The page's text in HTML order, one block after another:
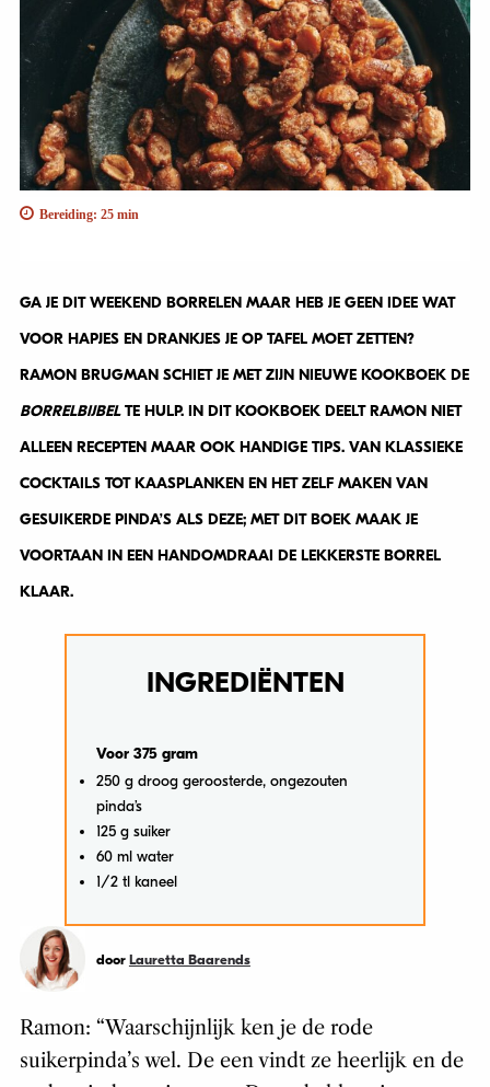
Bereiding: 25 min
GA JE DIT WEEKEND BORRELEN MAAR HEB JE GEEN IDEE WAT
VOOR HAPJES EN DRANKJES JE OP TAFEL MOET ZETTEN?
RAMON BRUGMAN SCHIET JE MET ZIJN NIEUWE KOOKBOEK DE
BORRELBIJBELTE HULP. IN DIT KOOKBOEK DEELT RAMON NIET
ALLEEN RECEPTEN MAAR OOK HANDIGE TIPS. VAN KLASSIEKE
COCKTAILS TOT KAASPLANKEN EN HET ZELF MAKEN VAN
GESUIKERDE PINDA’S ALS DEZE; MET DIT BOEK MAAK JE
VOORTAAN IN EEN HANDOMDRAAI DE LEKKERSTE BORREL
KLAAR.
INGREDIËNTEN
Voor 375 gram
250 g droog geroosterde, ongezouten
pinda’s
125 g suiker
60 ml water
1/2 tl kaneel
door Lauretta Baarends
Ramon: “Waarschijnlijk ken je de rode
suikerpinda’s wel. De een vindt ze heerlijk en de